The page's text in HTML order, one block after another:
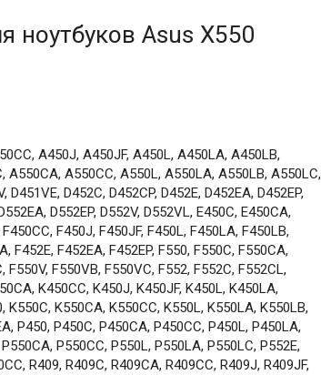
ноутбуков Asus X550
A450J, A450JF, A450L, A450LA, A450LB,
A550CC, A550L, A550LA, A550LB, A550LC,
D452C, D452CP, D452E, D452EA, D452EP,
D552EP, D552V, D552VL, E450C, E450CA,
F450J, F450JF, F450L, F450LA, F450LB,
F452E, F452EA, F452EP, F550, F550C, F550CA,
F550VB, F550VC, F552, F552C, F552CL,
K450CC, K450J, K450JF, K450L, K450LA,
K550CA, K550CC, K550L, K550LA, K550LB,
P450, P450C, P450CA, P450CC, P450L, P450LA,
P550CC, P550L, P550LA, P550LC, P552E,
R409, R409C, R409CA, R409CC, R409J, R409JF,